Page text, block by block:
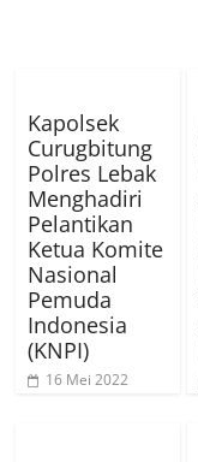
Kapolsek
Curugbitung
Polres Lebak
Menghadiri
Pelantikan
Ketua Komite
Nasional
Pemuda
Indonesia
(KNPI)
16 Mei 2022